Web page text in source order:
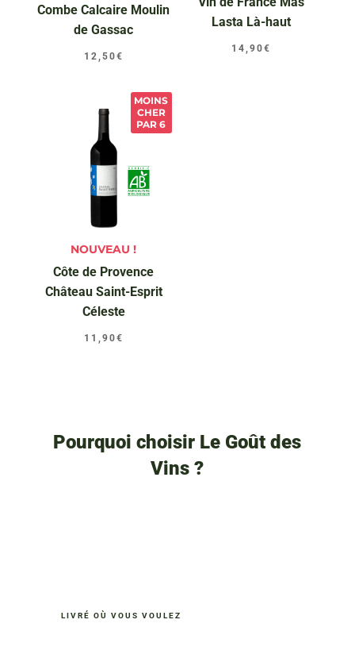
Combe Calcaire Moulin
de Gassac
12,50€
Lasta Là-haut
14,90€
MOINS
CHER
PAR 6
NOUVEAU !
Côte de Provence
Château Saint-Esprit
Céleste
11,90€
Pourquoi choisir Le Goût des
Vins ?
LIVRÉ OÙ VOUS VOULEZ